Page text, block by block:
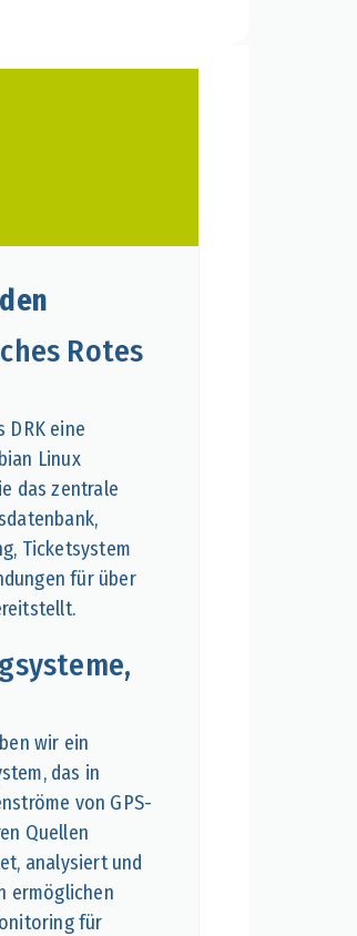
Rotes
DRK eine
Linux
das zentrale
Ticketsystem
für über
wir ein
das in
von GPS-
Quellen
analysiert und
ermöglichen
für